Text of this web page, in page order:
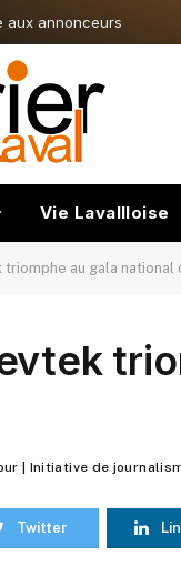
aux annonceurs
Vie Lavallloise
triomphe au gala national
| Initiative de
Twitter